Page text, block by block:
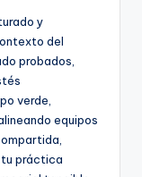
y
del
probados,
verde,
equipos
tu práctica